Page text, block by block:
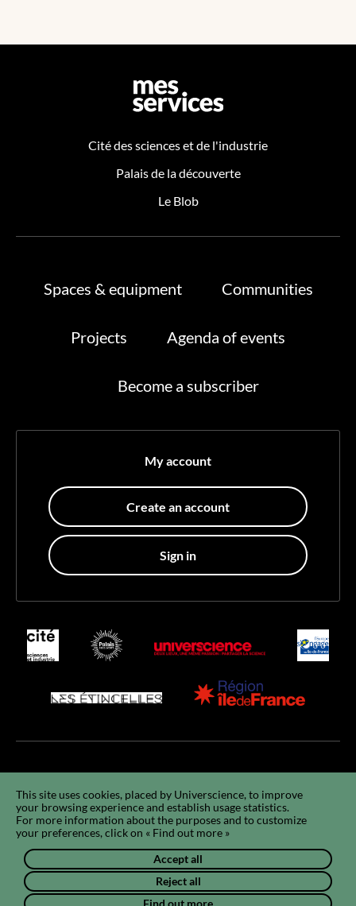
This site uses cookies, placed by Universcience, to improve
your browsing experience and establish usage statistics.
For more information about the purposes and to customize
your preferences, click on « Find out more »
Accept all
Reject all
Find out more
Cité des sciences et de l'industrie
Palais de la découverte
Le Blob
My account
Create an account
Sign in
Spaces & equipment Communities
Projects Agenda of events
Become a subscriber
Using cookies Sitemap Q&A FR